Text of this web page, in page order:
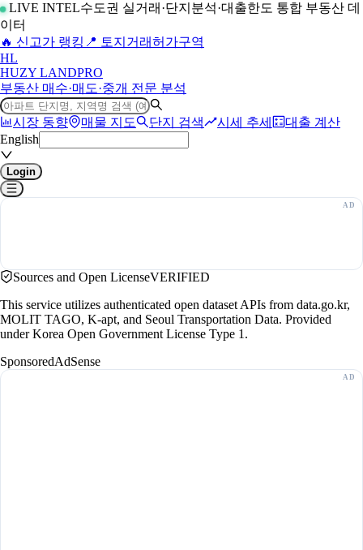
LIVE INTEL수도권 실거래·단지분석·대출한도 통합 부동산 데
이터
🔥 신고가 랭킹 📍 토지거래허가구역
HL
HUZY LANDPRO
부동산 매수·매도·중개 전문 분석
시장 동향 매물 지도 단지 검색 시세 추세
대출 계산
English
Login
Sources and Open LicenseVERIFIED
This service utilizes authenticated open dataset APIs from data.go.kr,
MOLIT TAGO, K-apt, and Seoul Transportation Data. Provided
under Korea Open Government License Type 1.
SponsoredAdSense